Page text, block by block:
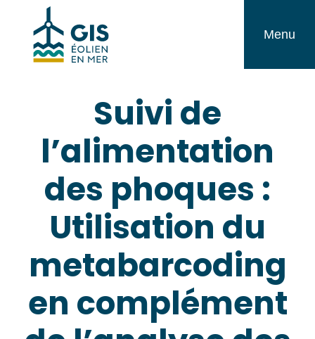
contenu
Mer
Menu
Suivi de
l’alimentation
des phoques :
Utilisation du
metabarcoding
en complément